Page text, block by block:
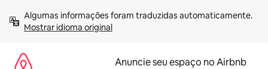
para
Mostrar idioma original
Anuncie seu espaço no Airbnb